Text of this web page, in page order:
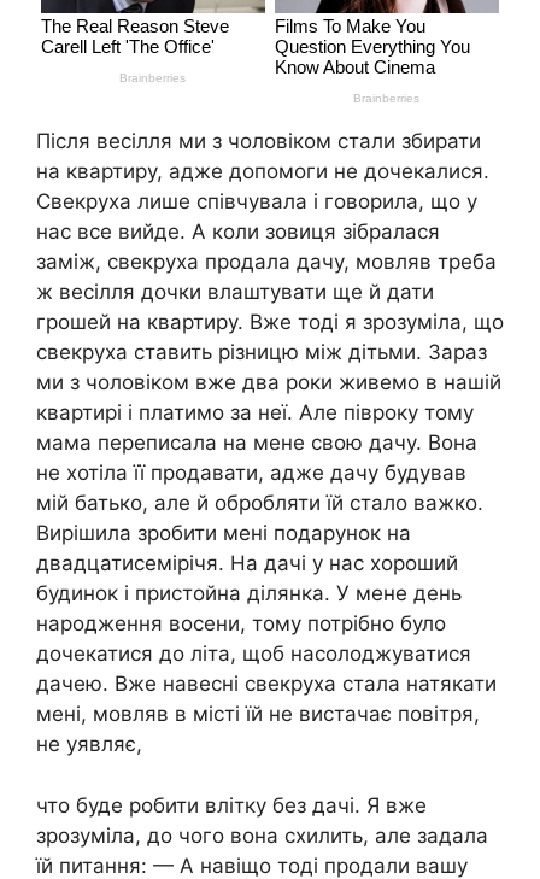
Після весілля ми з чоловіком стали збирати
на квартиру, адже допомоги не дочекалися.
Свекруха лише співчувала і говорила, що у
нас все вийде. А коли зовиця зібралася
заміж, свекруха продала дачу, мовляв треба
ж весілля дочки влаштувати ще й дати
грошей на квартиру. Вже тоді я зрозуміла, що
свекруха ставить різницю між дітьми. Зараз
ми з чоловіком вже два роки живемо в нашій
квартирі і платимо за неї. Але півроку тому
мама переписала на мене свою дачу. Вона
не хотіла її продавати, адже дачу будував
мій батько, але й обробляти їй стало важко.
Вирішила зробити мені подарунок на
двадцатисемірічя. На дачі у нас хороший
будинок і пристойна ділянка. У мене день
народження восени, тому потрібно було
дочекатися до літа, щоб насолоджуватися
дачею. Вже навесні свекруха стала натякати
мені, мовляв в місті їй не вистачає повітря,
не уявляє,
что буде робити влітку без дачі. Я вже
зрозуміла, до чого вона схилить, але задала
їй питання: — А навіщо тоді продали вашу